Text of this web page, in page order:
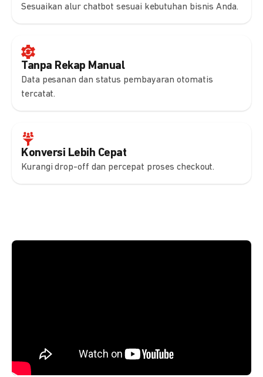
Sesuaikan alur chatbot sesuai kebutuhan bisnis Anda.
Tanpa Rekap Manual
Data pesanan dan status pembayaran otomatis
tercatat.
Konversi Lebih Cepat
Kurangi drop-off dan percepat proses checkout.